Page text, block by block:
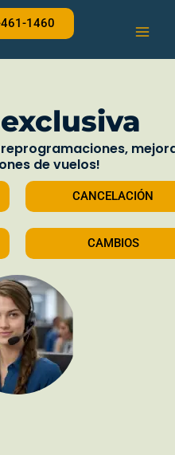
1460
de vuelos!
CANCELACIÓN
CAMBIOS